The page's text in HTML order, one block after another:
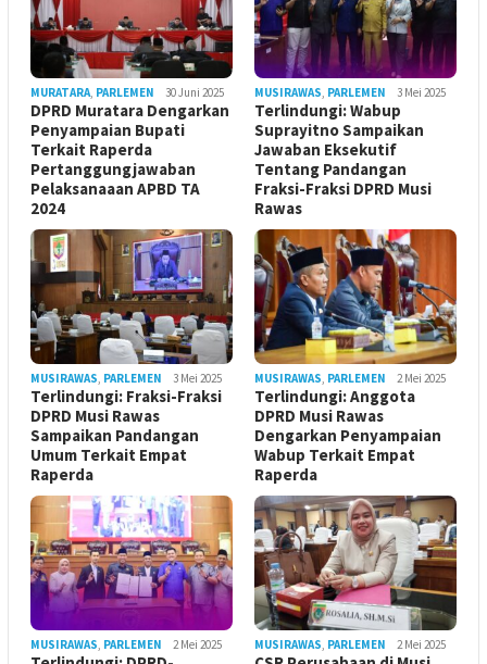
MURATARA PARLEMEN 30 Juni 2025
DPRD Muratara Dengarkan
Penyampaian Bupati
Terkait Raperda
Pertanggungjawaban
Pelaksanaaan APBD TA
2024
MUSIRAWAS PARLEMEN 3 Mei 2025
Terlindungi: Wabup
Suprayitno Sampaikan
Jawaban Eksekutif
Tentang Pandangan
Fraksi-Fraksi DPRD Musi
Rawas
MUSIRAWAS PARLEMEN 3 Mei 2025
Terlindungi: Fraksi-Fraksi
DPRD Musi Rawas
Sampaikan Pandangan
Umum Terkait Empat
Raperda
MUSIRAWAS PARLEMEN 2 Mei 2025
Terlindungi: Anggota
DPRD Musi Rawas
Dengarkan Penyampaian
Wabup Terkait Empat
Raperda
MUSIRAWAS PARLEMEN 2 Mei 2025 MUSIRAWAS PARLEMEN 2 Mei 2025